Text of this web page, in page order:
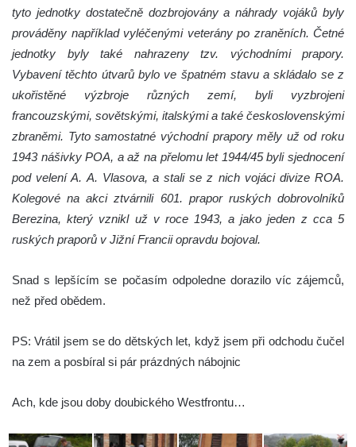
tyto jednotky dostatečně dozbrojovány a náhrady vojáků byly
prováděny například vyléčenými veterány po zraněních. Četné
jednotky byly také nahrazeny tzv. východními prapory.
Vybavení těchto útvarů bylo ve špatném stavu a skládalo se z
ukořistěné výzbroje různých zemí, byli vyzbrojeni
francouzskými, sovětskými, italskými a také československými
zbraněmi. Tyto samostatné východní prapory měly už od roku
1943 nášivky POA, a až na přelomu let 1944/45 byli sjednocení
pod velení A. A. Vlasova, a stali se z nich vojáci divize ROA.
Kolegové na akci ztvárnili 601. prapor ruských dobrovolníků
Berezina, který vznikl už v roce 1943, a jako jeden z cca 5
ruských praporů v Jižní Francii opravdu bojoval.
Snad s lepšícím se počasím odpoledne dorazilo víc zájemců,
než před obědem.
PS: Vrátil jsem se do dětských let, když jsem při odchodu čučel
na zem a posbíral si pár prázdných nábojnic
Ach, kde jsou doby doubického Westfrontu…